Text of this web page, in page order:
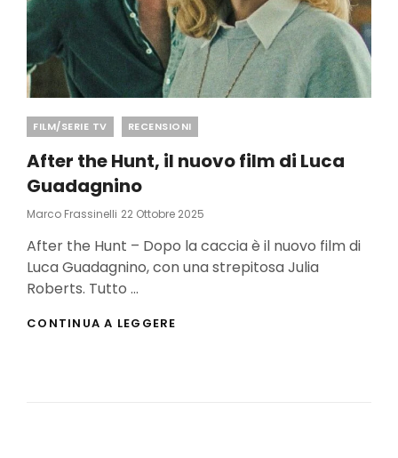
Categories
FILM/SERIE TV RECENSIONI
After the Hunt, il nuovo film di Luca
Guadagnino
Marco Frassinelli Posted
22 Ottobre 2025
After the Hunt – Dopo la caccia è il nuovo film di
Luca Guadagnino, con una strepitosa Julia
Roberts. Tutto …
CONTINUA A LEGGERE